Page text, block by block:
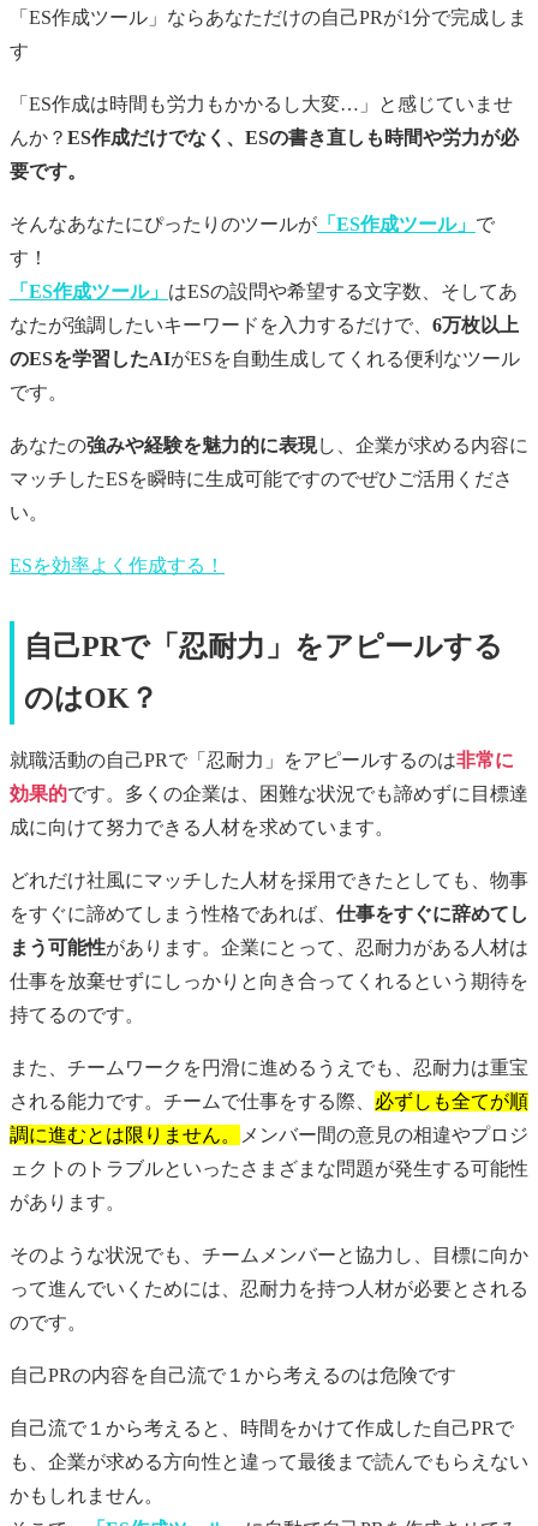
「ES作成ツール」ならあなただけの自己PRが1分で完成しま
す
「ES作成は時間も労力もかかるし大変…」と感じていませ
んか？ ES作成だけでなく、ESの書き直しも時間や労力が必
要です。
そんなあなたにぴったりのツールが 「ES作成ツール」 で
す！
「ES作成ツール」 はESの設問や希望する文字数、そしてあ
なたが強調したいキーワードを入力するだけで、 6万枚以上
のESを学習したAIがESを自動生成してくれる便利なツール
です。
あなたの強みや経験を魅力的に表現し、企業が求める内容に
マッチしたESを瞬時に生成可能ですのでぜひご活用くださ
い。
ESを効率よく作成する！
自己PRで「忍耐力」をアピールする
のはOK？
就職活動の自己PRで「忍耐力」をアピールするのは非常に
効果的です。多くの企業は、困難な状況でも諦めずに目標達
成に向けて努力できる人材を求めています。
どれだけ社風にマッチした人材を採用できたとしても、物事
をすぐに諦めてしまう性格であれば、 仕事をすぐに辞めてし
まう可能性があります。企業にとって、忍耐力がある人材は
仕事を放棄せずにしっかりと向き合ってくれるという期待を
持てるのです。
また、チームワークを円滑に進めるうえでも、忍耐力は重宝
される能力です。チームで仕事をする際、 必ずしも全てが順
調に進むとは限りません。
メンバー間の意見の相違やプロジ
ェクトのトラブルといったさまざまな問題が発生する可能性
があります。
そのような状況でも、チームメンバーと協力し、目標に向か
って進んでいくためには、忍耐力を持つ人材が必要とされる
のです。
自己PRの内容を自己流で１から考えるのは危険です
自己流で１から考えると、時間をかけて作成した 自己PRで
も、企業が求める方向性と違って最後まで読んでもらえない
かもしれません。